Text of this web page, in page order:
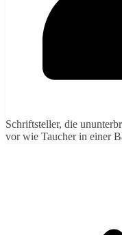
Schriftsteller, die
vor wie Taucher in einer